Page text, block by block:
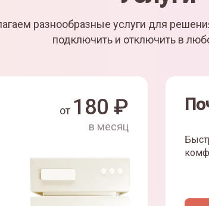
разнообразные услуги для
подключить и отключить в
от 180 ₽
в месяц